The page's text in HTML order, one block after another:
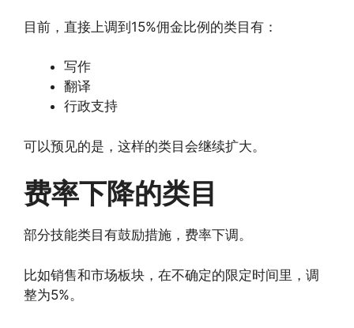
目前，直接上调到15%佣金比例的类目有：
写作
翻译
行政支持
可以预见的是，这样的类目会继续扩大。
费率下降的类目
部分技能类目有鼓励措施，费率下调。
比如销售和市场板块，在不确定的限定时间里，调
整为5%。